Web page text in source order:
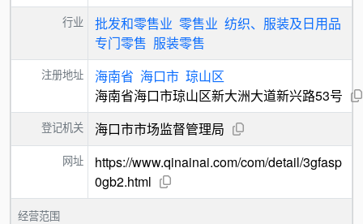
行业 批发和零售业 零售业 纺织、服装及日用品
专门零售 服装零售
注册地址 海南省 海口市 琼山区
海南省海口市琼山区新大洲大道新兴路53号
登记机关 海口市市场监督管理局
网址
https://www.qinainai.com/com/detail/3gfasp
0gb2.html
经营范围